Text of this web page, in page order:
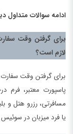
ادامه سوالات متداول
برای گرفتن وقت
لازم است؟
برای گرفتن وقت
پاسپورت معتبر، فرم
مسافرتی، رزرو هتل و
یا فرد میزبان در